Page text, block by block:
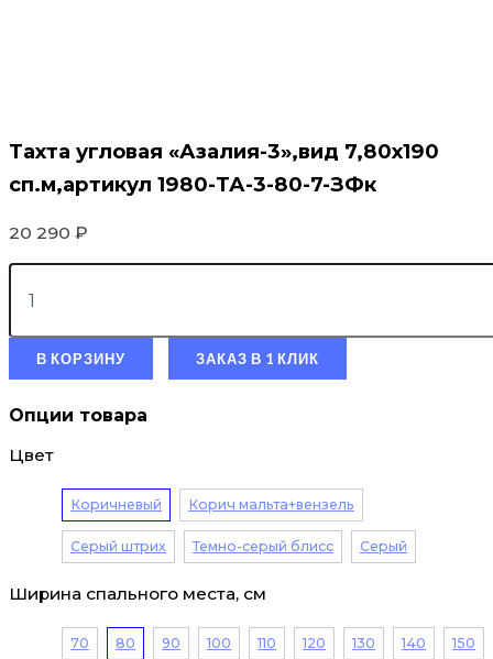
Тахта угловая «Азалия-3»,вид 7,80х190
сп.м,артикул 1980-ТА-3-80-7-ЗФк
20 290 ₽
В КОРЗИНУ ЗАКАЗ В 1 КЛИК
Опции товара
Цвет
Коричневый Корич мальта+вензель
Серый штрих Темно-серый блисс Серый
Ширина спального места, см
70 80 90 100 110 120 130 140 150